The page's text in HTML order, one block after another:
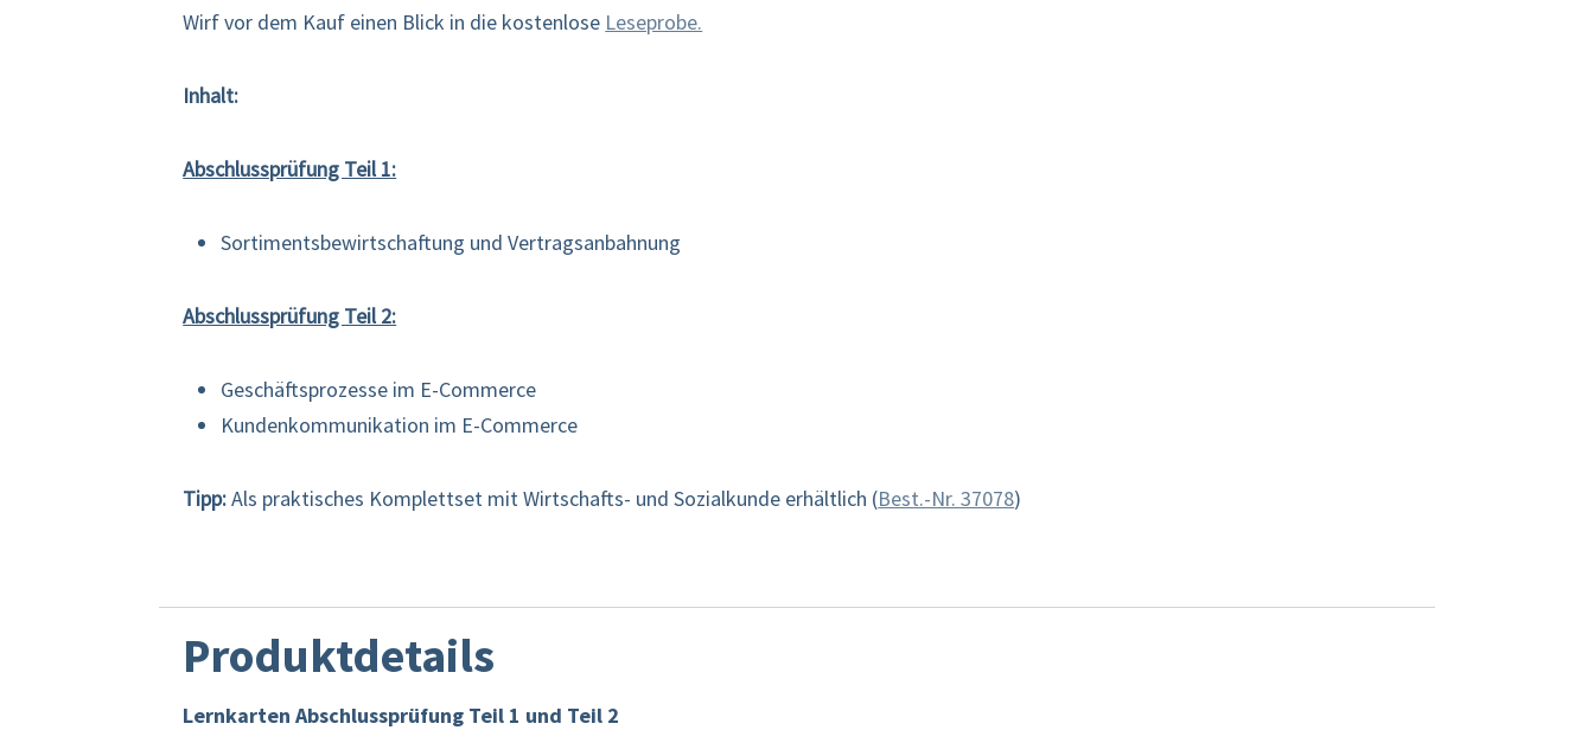
Wirf vor dem Kauf einen Blick in die kostenlose Leseprobe.
Inhalt:
Abschlussprüfung Teil 1:
Sortimentsbewirtschaftung und Vertragsanbahnung
Abschlussprüfung Teil 2:
Geschäftsprozesse im E-Commerce
Kundenkommunikation im E-Commerce
Tipp:Als praktisches Komplettset mit Wirtschafts- und Sozialkunde erhältlich (Best.-Nr. 37078)
Produktdetails
Lernkarten Abschlussprüfung Teil 1 und Teil 2